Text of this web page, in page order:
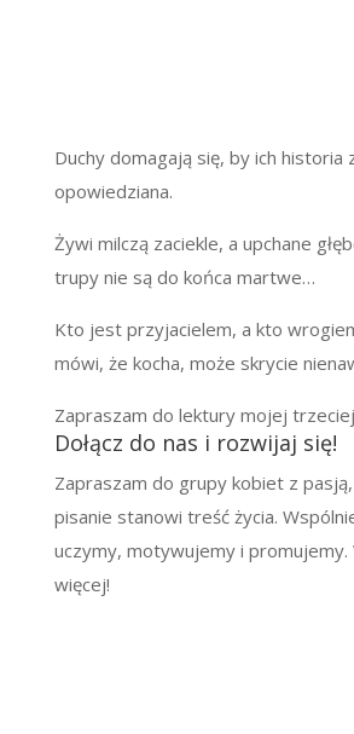
Duchy domagają się, by ich historia
opowiedziana.
Żywi milczą zaciekle, a upchane
trupy nie są do końca martwe…
Kto jest przyjacielem, a kto
mówi, że kocha, może skrycie
Zapraszam do lektury mojej
Dołącz do nas i rozwijaj się!
Zapraszam do grupy kobiet z
pisanie stanowi treść życia.
uczymy, motywujemy i promujemy.
więcej!